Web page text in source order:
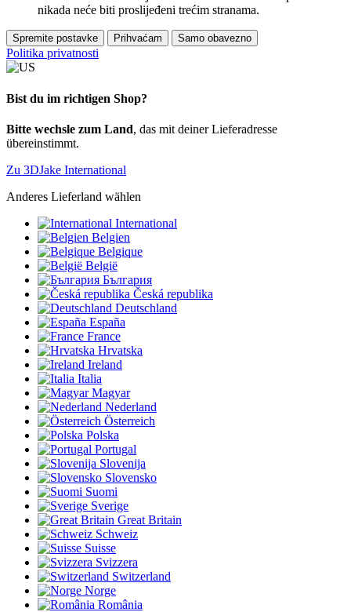
nikada neće biti proslijeđeni trećim stranama.
Spremite postavke Prihvaćam Samo obavezno
Politika privatnosti
Bist du im richtigen Shop?
Bitte wechsle zum Land, das mit deiner Lieferadresse
übereinstimmt.
Zu 3DJake International
Anderes Lieferland wählen
International
Belgien
Belgique
België
България
Česká republika
Deutschland
España
France
Hrvatska
Ireland
Italia
Magyar
Nederland
Österreich
Polska
Portugal
Slovenija
Slovensko
Suomi
Sverige
Great Britain
Schweiz
Suisse
Svizzera
Switzerland
Norge
România